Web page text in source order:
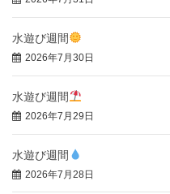
水遊び週間
2026年7月30日
水遊び週間
2026年7月29日
水遊び週間
2026年7月28日